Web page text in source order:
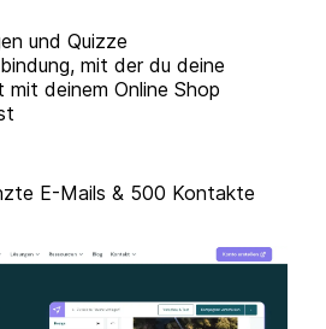
und Quizze
mit der du deine
deinem Online Shop
E-Mails & 500 Kontakte